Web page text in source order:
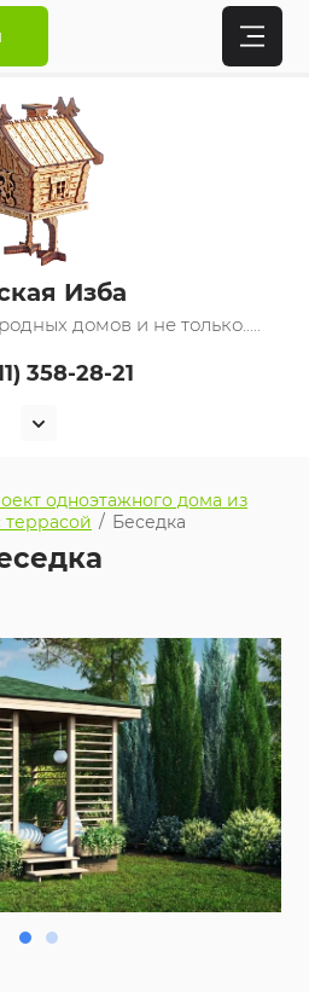
Изба
домов и не только.....
358-28-21
одноэтажного дома из
террасой / Беседка